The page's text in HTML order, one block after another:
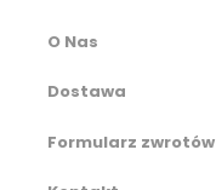
O Nas
Dostawa
Formularz zwrotów